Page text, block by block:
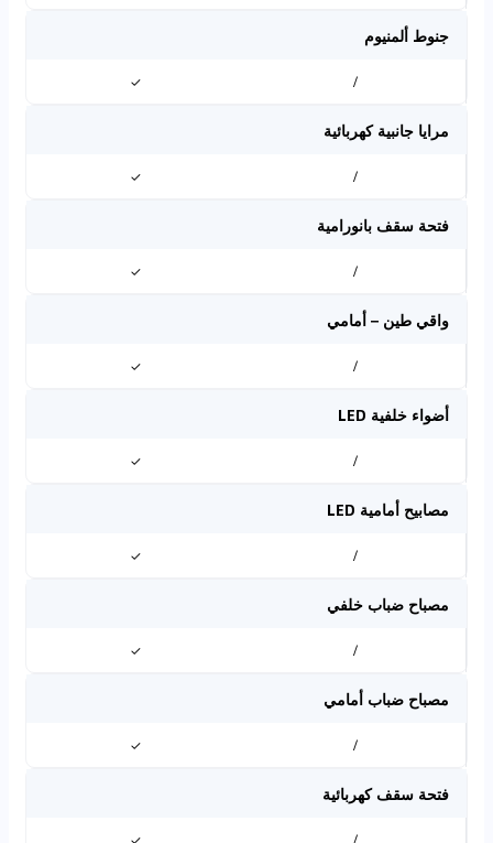
جنوط ألمنيوم
/
✓
مرايا جانبية كهربائية
/
✓
فتحة سقف بانورامية
/
✓
واقي طين – أمامي
/
✓
أضواء خلفية LED
/
✓
مصابيح أمامية LED
/
✓
مصباح ضباب خلفي
/
✓
مصباح ضباب أمامي
/
✓
فتحة سقف كهربائية